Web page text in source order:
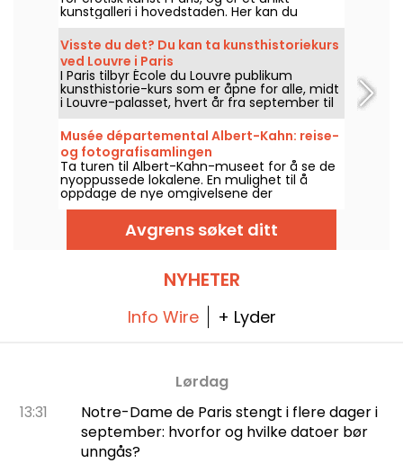
kunstgalleri i hovedstaden. Her kan du
oppdage verk som fremhever skjønnheten i
den mannlige og kvinnelige kroppen
gjennom visjonene til kunstnere fra 1800- og
1900-tallet, i tillegg til noen mer moderne
klumper.
Visste du det? Du kan ta kunsthistoriekurs
ved Louvre i Paris
I Paris tilbyr École du Louvre publikum
kunsthistorie-kurs som er åpne for alle, midt
i Louvre-palasset, hvert år fra september til
juni. Museet arrangerer også gratis foredrag
av og til. En sikker vei til å bli skikkelig
oppdatert på kunsthistorie!
Musée départemental Albert-Kahn: reise-
og fotografisamlingen
Ta turen til Albert-Kahn-museet for å se de
nyoppussede lokalene. En mulighet til å
oppdage de nye omgivelsene der
filantropens samlinger er utstilt.
Avgrens søket ditt
NYHETER
Info Wire + Lyder
Lørdag
13:31
Notre-Dame de Paris stengt i flere dager i
september: hvorfor og hvilke datoer bør
unngås?